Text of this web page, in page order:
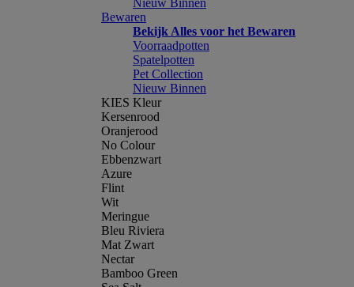
Nieuw Binnen
Bewaren
Bekijk Alles voor het Bewaren
Voorraadpotten
Spatelpotten
Pet Collection
Nieuw Binnen
KIES Kleur
Kersenrood
Oranjerood
No Colour
Ebbenzwart
Azure
Flint
Wit
Meringue
Bleu Riviera
Mat Zwart
Nectar
Bamboo Green